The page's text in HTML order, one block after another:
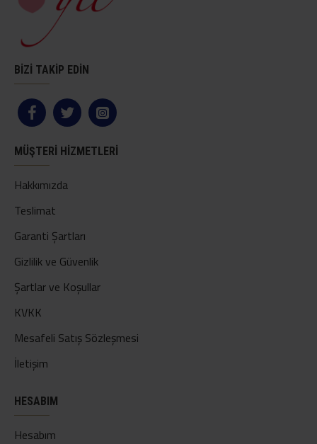
BİZİ TAKİP EDİN
MÜŞTERI HIZMETLERI
Hakkımızda
Teslimat
Garanti Şartları
Gizlilik ve Güvenlik
Şartlar ve Koşullar
KVKK
Mesafeli Satış Sözleşmesi
İletişim
HESABIM
Hesabım